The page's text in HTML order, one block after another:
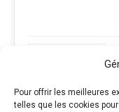
Pour offrir les meilleures
telles que les cookies